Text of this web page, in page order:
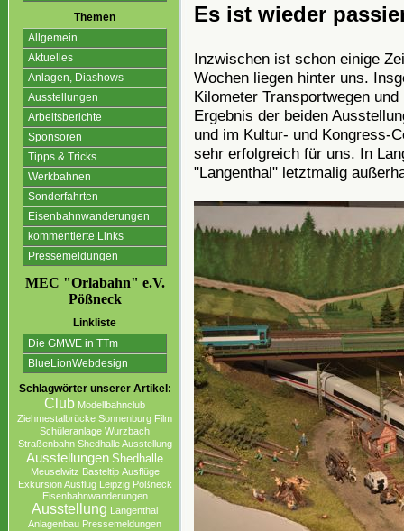
Themen
Allgemein
Aktuelles
Anlagen, Diashows
Ausstellungen
Arbeitsberichte
Sponsoren
Tipps & Tricks
Werkbahnen
Sonderfahrten
Eisenbahnwanderungen
kommentierte Links
Pressemeldungen
MEC "Orlabahn" e.V.
Pößneck
Linkliste
Die GMWE in TTm
BlueLionWebdesign
Schlagwörter unserer Artikel:
Club Modellbahnclub
Ziehmestalbrücke Sonnenburg Film
Schüleranlage Wurzbach
Straßenbahn Shedhalle Ausstellung
Ausstellungen Shedhalle
Meuselwitz Basteltip Ausflüge
Exkursion Ausflug Leipzig Pößneck
Eisenbahnwanderungen
Ausstellung Langenthal
Anlagenbau Pressemeldungen
Es ist wieder
Inzwischen ist schon einige
Wochen liegen hinter uns.
Kilometer Transportwegen
Ergebnis der beiden
und im Kultur- und Kongress-
sehr erfolgreich für uns. In
"Langenthal" letztmalig